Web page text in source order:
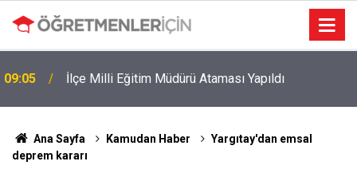
09:05 İlçe Milli Eğitim Müdürü Ataması Yapıldı
Ana Sayfa Kamudan Haber
Yargıtay'dan emsal
deprem kararı